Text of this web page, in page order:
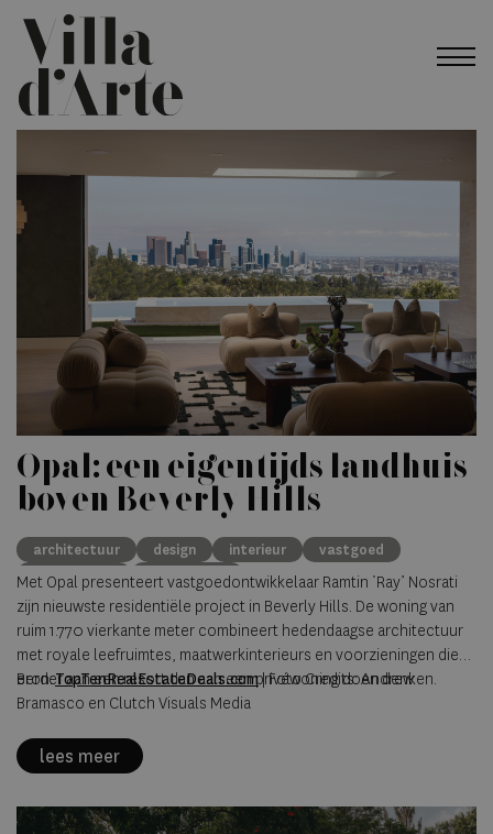
Opal: een eigentijds landhuis
boven Beverly Hills
architectuur design interieur
vastgoed
Beverly Hills
Ray Nosrati
Met Opal presenteert vastgoedontwikkelaar Ramtin ‘Ray’ Nosrati
zijn nieuwste residentiële project in Beverly Hills. De woning van
ruim 1.770 vierkante meter combineert hedendaagse architectuur
met royale leefruimtes, maatwerkinterieurs en voorzieningen die
eerder aan een resort dan aan een privéwoning doen denken.
Bron:TopTenRealEstateDeals.com|Foto Credits: Andrew
Bramasco en Clutch Visuals Media
lees meer